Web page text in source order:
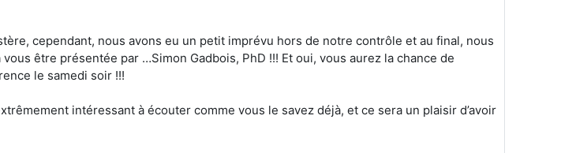
cependant, nous avons eu un petit imprévu hors de notre contrôle et au final, nous
être présentée par …Simon Gadbois, PhD !!! Et oui, vous aurez la chance de
le samedi soir !!!
intéressant à écouter comme vous le savez déjà, et ce sera un plaisir d’avoir